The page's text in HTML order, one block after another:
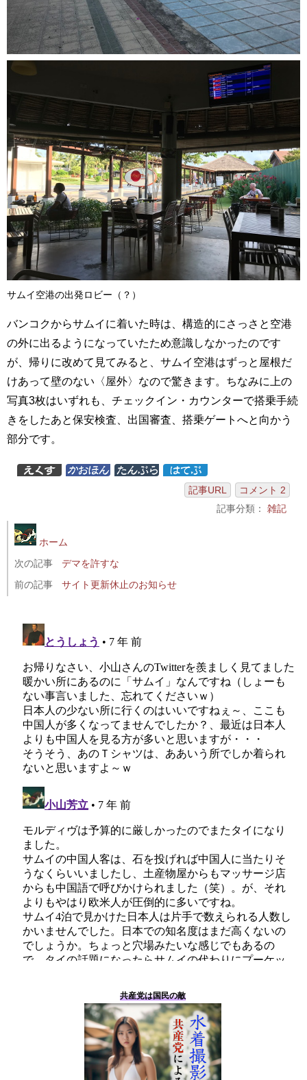
サムイ空港の出発ロビー（？）
バンコクからサムイに着いた時は、構造的にさっさと空港
の外に出るようになっていたため意識しなかったのです
が、帰りに改めて見てみると、サムイ空港はずっと屋根だ
けあって壁のない〈屋外〉なので驚きます。ちなみに上の
写真3枚はいずれも、チェックイン・カウンターで搭乗手続
きをしたあと保安検査、出国審査、搭乗ゲートへと向かう
部分です。
記事URL
コメント 2
記事分類： 雑記
ホーム
次の記事
デマを許すな
前の記事
サイト更新休止のお知らせ
共産党は国民の敵